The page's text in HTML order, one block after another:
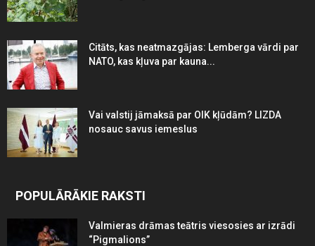
Citāts, kas neatmazgājas: Lemberga vārdi par
NATO, kas kļuva par kauna...
Vai valstij jāmaksā par OIK kļūdām? LIZDA
nosauc savus iemeslus
POPULĀRĀKIE RAKSTI
Valmieras drāmas teātris viesosies ar izrādi
“Pigmalions”